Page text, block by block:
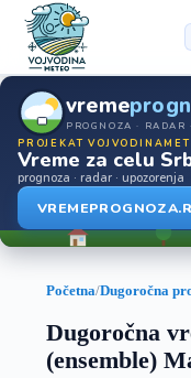
vreme
PROGNOZA · RADAR
PROJEKAT
Vreme za celu
prognoza · radar · upozorenja
Početna/Dugoročna
Dugoročna
(ensemble)